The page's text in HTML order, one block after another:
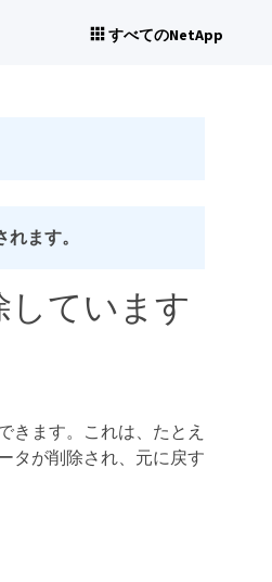
すべてのNetApp
ます。
しています
きます。これは、たとえ
タが削除され、元に戻す